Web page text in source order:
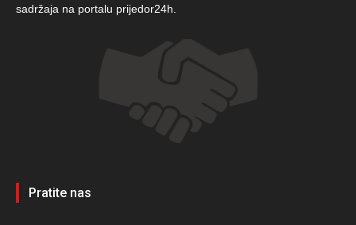
sadržaja na portalu prijedor24h.
Pratite nas